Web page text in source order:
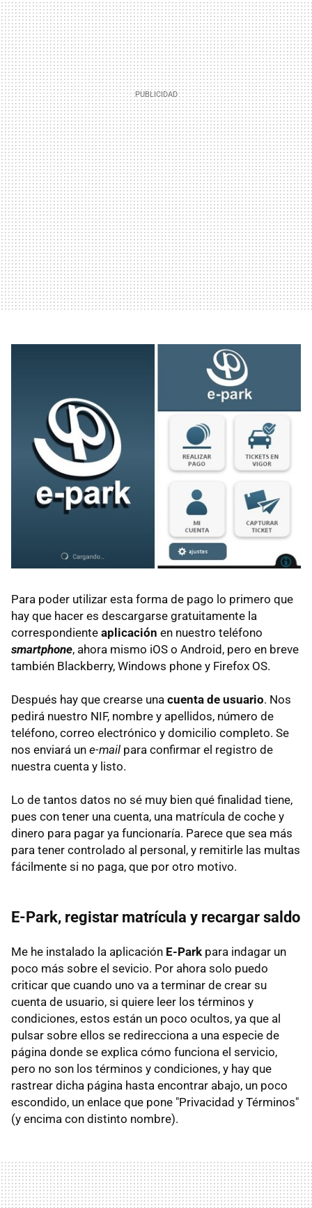
Para poder utilizar esta forma de pago lo primero que
hay que hacer es descargarse gratuitamente la
correspondiente aplicación en nuestro teléfono
smartphone, ahora mismo iOS o Android, pero en breve
también Blackberry, Windows phone y Firefox OS.
Después hay que crearse una cuenta de usuario. Nos
pedirá nuestro NIF, nombre y apellidos, número de
teléfono, correo electrónico y domicilio completo. Se
nos enviará un e-mail para confirmar el registro de
nuestra cuenta y listo.
Lo de tantos datos no sé muy bien qué finalidad tiene,
pues con tener una cuenta, una matrícula de coche y
dinero para pagar ya funcionaría. Parece que sea más
para tener controlado al personal, y remitirle las multas
fácilmente si no paga, que por otro motivo.
E-Park, registar matrícula y recargar saldo
Me he instalado la aplicación E-Park para indagar un
poco más sobre el sevicio. Por ahora solo puedo
criticar que cuando uno va a terminar de crear su
cuenta de usuario, si quiere leer los términos y
condiciones, estos están un poco ocultos, ya que al
pulsar sobre ellos se redirecciona a una especie de
página donde se explica cómo funciona el servicio,
pero no son los términos y condiciones, y hay que
rastrear dicha página hasta encontrar abajo, un poco
escondido, un enlace que pone "Privacidad y Términos"
(y encima con distinto nombre).